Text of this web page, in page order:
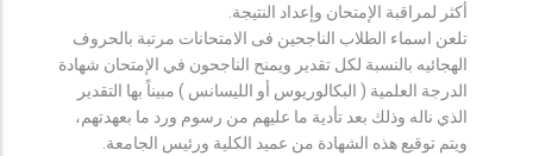
أكثر لمراقبة الإمتحان وإعداد النتيجة.
تلعن اسماء الطلاب الناجحين فى الامتحانات مرتبة بالحروف
الهجائيه بالنسبة لكل تقدير ويمنح الناجحون في الإمتحان شهادة
الدرجة العلمية ( البكالوريوس أو الليسانس ) مبيناً بها التقدير
الذي ناله وذلك بعد تأدية ما عليهم من رسوم ورد ما بعهدتهم،
ويتم توقيع هذه الشهادة من عميد الكلية ورئيس الجامعة.